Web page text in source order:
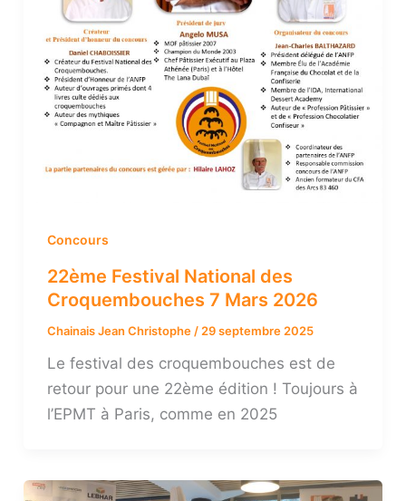
Concours
22ème Festival National des
Croquembouches 7 Mars 2026
Chainais Jean Christophe / 29 septembre 2025
Le festival des croquembouches est de
retour pour une 22ème édition ! Toujours à
l’EPMT à Paris, comme en 2025